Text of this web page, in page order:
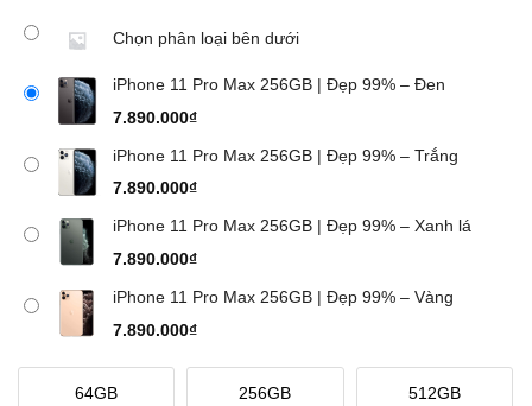
dựa
trên
giá
Chọn phân loại bên dưới
iPhone 11 Pro Max 256GB | Đẹp 99% – Đen
7.890.000₫
iPhone 11 Pro Max 256GB | Đẹp 99% – Trắng
7.890.000₫
iPhone 11 Pro Max 256GB | Đẹp 99% – Xanh lá
7.890.000₫
iPhone 11 Pro Max 256GB | Đẹp 99% – Vàng
7.890.000₫
64GB 256GB 512GB